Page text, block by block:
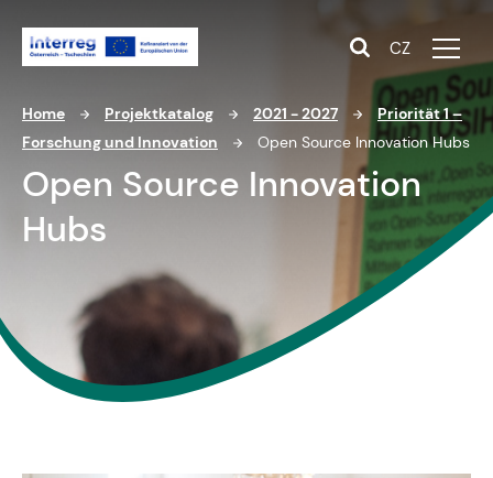
CZ
Home Projektkatalog 2021 - 2027
Priorität 1 –
Forschung und Innovation
Open Source Innovation Hubs
Open Source Innovation
Hubs